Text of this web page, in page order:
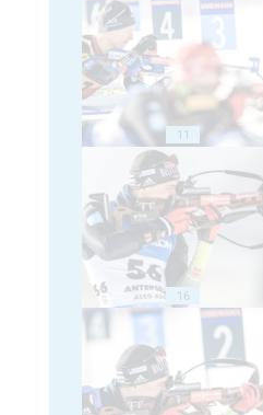
11
16